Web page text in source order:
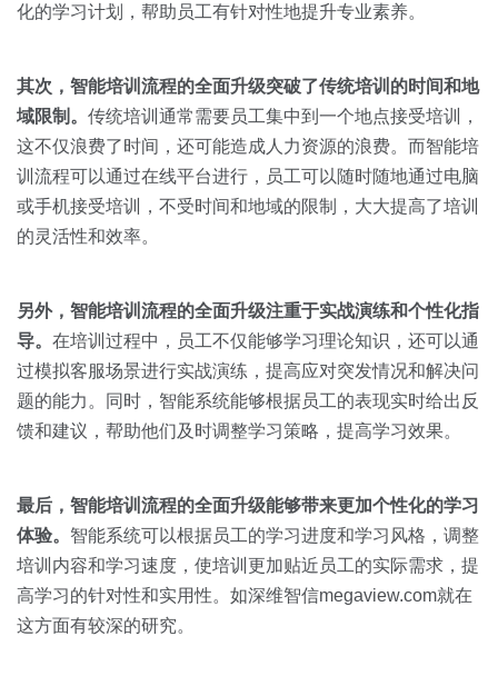
交易跟进
培训辅导
化的学习计划，帮助员工有针对性地提升专业素养。
其次，智能培训流程的全面升级突破了传统培训的时间和地
域限制。 传统培训通常需要员工集中到一个地点接受培训，
这不仅浪费了时间，还可能造成人力资源的浪费。而智能培
训流程可以通过在线平台进行，员工可以随时随地通过电脑
或手机接受培训，不受时间和地域的限制，大大提高了培训
的灵活性和效率。
另外，智能培训流程的全面升级注重于实战演练和个性化指
导。 在培训过程中，员工不仅能够学习理论知识，还可以通
过模拟客服场景进行实战演练，提高应对突发情况和解决问
题的能力。同时，智能系统能够根据员工的表现实时给出反
馈和建议，帮助他们及时调整学习策略，提高学习效果。
最后，智能培训流程的全面升级能够带来更加个性化的学习
体验。 智能系统可以根据员工的学习进度和学习风格，调整
培训内容和学习速度，使培训更加贴近员工的实际需求，提
高学习的针对性和实用性。如深维智信megaview.com就在
这方面有较深的研究。